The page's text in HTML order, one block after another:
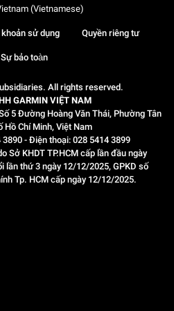
All rights reserved.
GARMIN VIỆT NAM
5 Đường Hoàng Văn Thái, Phường Tân
Hồ Chí Minh, Việt Nam
3890 - Điện thoại: 028 5414 3899
Sở KHDT TP.HCM cấp lần đầu ngày
lần thứ 3 ngày 12/12/2025, GPKD số
Tp. HCM cấp ngày 12/12/2025.
sử dụng Quyền riêng tư
Sự bảo toàn
(Vietnamese)